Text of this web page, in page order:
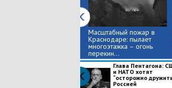
Масштабный пожар в
Краснодаре: пылает
многоэтажка – огонь
перекин...
Глава Пентагона:
и НАТО хотят
“осторожно
Россией